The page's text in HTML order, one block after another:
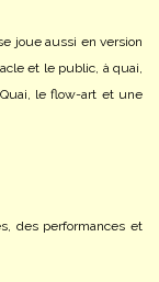
joue aussi en version
et le public, à quai,
le flow-art et une
des performances et